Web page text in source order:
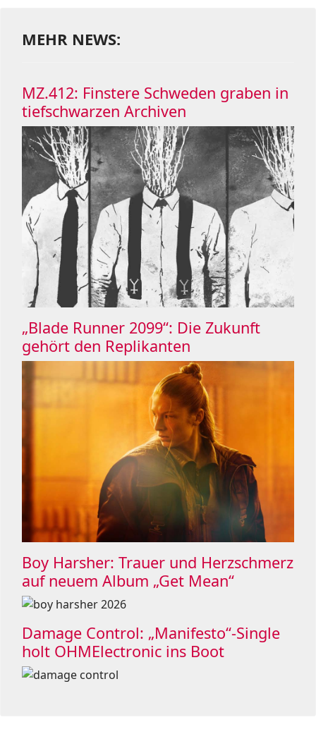
MEHR NEWS:
MZ.412: Finstere Schweden graben in
tiefschwarzen Archiven
„Blade Runner 2099“: Die Zukunft
gehört den Replikanten
Boy Harsher: Trauer und Herzschmerz
auf neuem Album „Get Mean“
Damage Control: „Manifesto“-Single
holt OHMElectronic ins Boot